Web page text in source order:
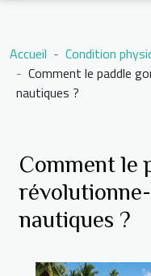
Accueil
Condition
Comment le paddle
nautiques ?
Comment le
nautiques ?